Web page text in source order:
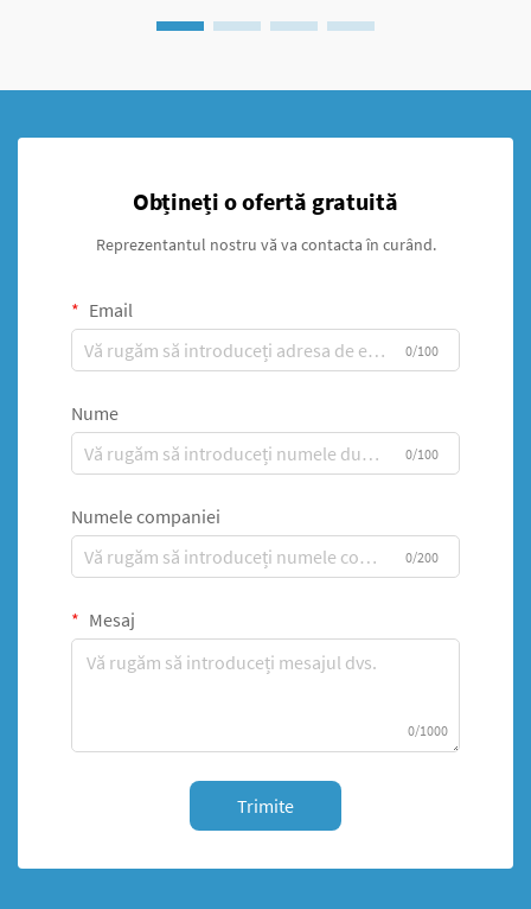
Obțineți o ofertă gratuită
Reprezentantul nostru vă va contacta în curând.
Email
0/100
Nume
0/100
Numele companiei
0/200
Mesaj
0/1000
Trimite